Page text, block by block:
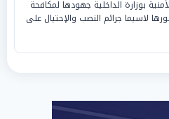
بوزارة الداخلية جهودها لمكافحة
لاسيما جرائم النصب والإحتيال على